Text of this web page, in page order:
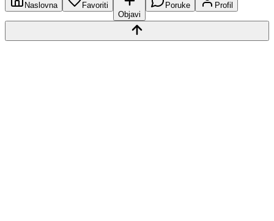
Naslovna
Favoriti
Objavi
Poruke Profil